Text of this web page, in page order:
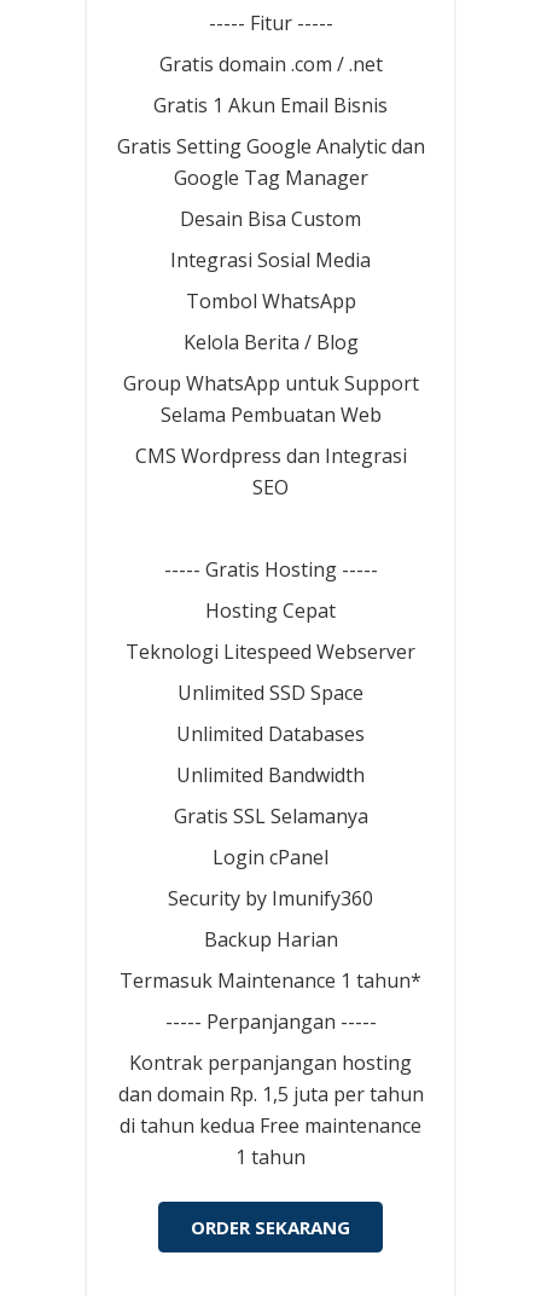
----- Fitur -----
Gratis domain .com / .net
Gratis 1 Akun Email Bisnis
Gratis Setting Google Analytic dan
Google Tag Manager
Desain Bisa Custom
Integrasi Sosial Media
Tombol WhatsApp
Kelola Berita / Blog
Group WhatsApp untuk Support
Selama Pembuatan Web
CMS Wordpress dan Integrasi
SEO
----- Gratis Hosting -----
Hosting Cepat
Teknologi Litespeed Webserver
Unlimited SSD Space
Unlimited Databases
Unlimited Bandwidth
Gratis SSL Selamanya
Login cPanel
Security by Imunify360
Backup Harian
Termasuk Maintenance 1 tahun*
----- Perpanjangan -----
Kontrak perpanjangan hosting
dan domain Rp. 1,5 juta per tahun
di tahun kedua Free maintenance
1 tahun
ORDER SEKARANG